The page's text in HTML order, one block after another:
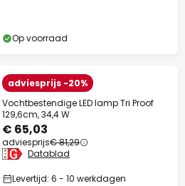
Op voorraad
adviesprijs -20%
Vochtbestendige LED lamp Tri Proof
129,6cm, 34,4 W
€ 65,03
adviesprijs€ 81,29
Datablad
Levertijd: 6 - 10 werkdagen